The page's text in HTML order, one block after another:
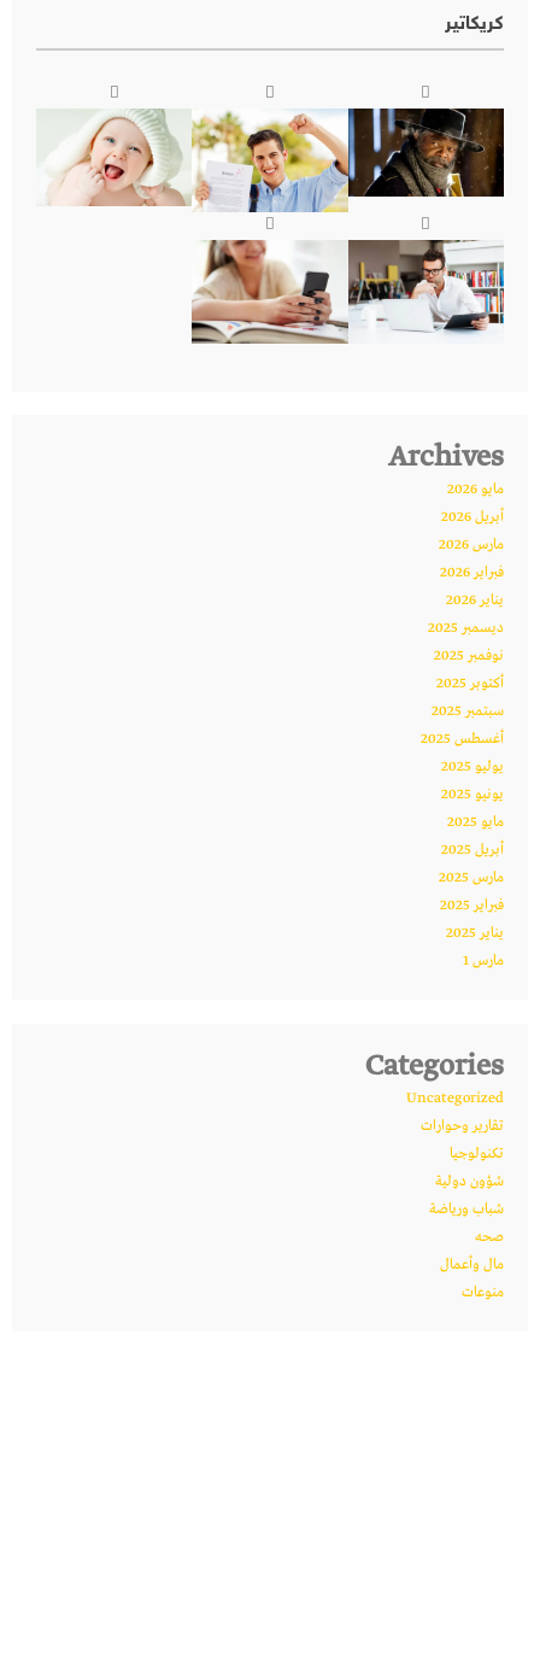
كريكاتير
Archives
مايو 2026
أبريل 2026
مارس 2026
فبراير 2026
يناير 2026
ديسمبر 2025
نوفمبر 2025
أكتوبر 2025
سبتمبر 2025
أغسطس 2025
يوليو 2025
يونيو 2025
مايو 2025
أبريل 2025
مارس 2025
فبراير 2025
يناير 2025
مارس 1
Categories
Uncategorized
تقارير وحوارات
تكنولوجيا
شؤون دولية
شباب ورياضة
صحه
مال وأعمال
منوعات